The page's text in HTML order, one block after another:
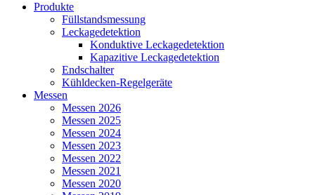
Produkte
Füllstandsmessung
Leckagedetektion
Konduktive Leckagedetektion
Kapazitive Leckagedetektion
Endschalter
Kühldecken-Regelgeräte
Messen
Messen 2026
Messen 2025
Messen 2024
Messen 2023
Messen 2022
Messen 2021
Messen 2020